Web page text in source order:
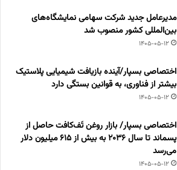
مدیرعامل جدید شرکت سهامی نمایشگاه‌های
بین‌المللی کشور منصوب شد
1405-05-12
اختصاصی بسپار/آینده بازیافت شیمیایی پلاستیک
بیشتر از فناوری، به قوانین بستگی دارد
1405-05-12
اختصاصی بسپار/ بازار روغن تَف‌کافت حاصل از
پسماند تا سال ۲۰۳۶ به بیش از ۶۱۵ میلیون دلار
می‌رسد
1405-05-12